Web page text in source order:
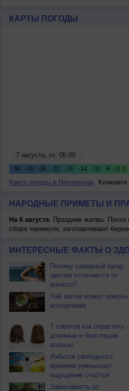
КАРТЫ ПОГОДЫ
Карта погоды в Негневичах.
НАРОДНЫЕ ПРИМЕТЫ И
На 6 августа: Праздник жатвы. Почти
сбора черемухи, заготавливают
ИНТЕРЕСНЫЕ ФАКТЫ О
Почему северный загар
цветом отличается от
южного?
Чай матча может помочь
аллергикам
7 советов как отрастить
длинные и блестящие
волосы
Избыток свободного
времени уменьшает
ощущение счастья
Зависимость от